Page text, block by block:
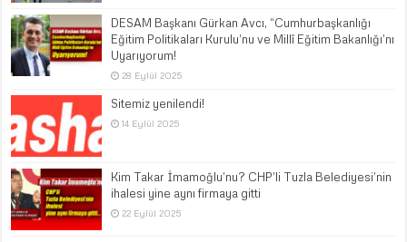
DESAM Başkanı Gürkan Avcı, “Cumhurbaşkanlığı
Eğitim Politikaları Kurulu’nu ve Millî Eğitim Bakanlığı’nı
Uyarıyorum!
28 Eylül 2025
Sitemiz yenilendi!
14 Eylül 2025
Kim Takar İmamoğlu’nu? CHP’li Tuzla Belediyesi’nin
ihalesi yine aynı firmaya gitti
22 Eylül 2025